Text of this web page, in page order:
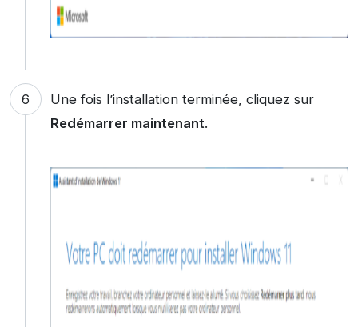
Une fois l’installation terminée, cliquez sur
Redémarrer maintenant.